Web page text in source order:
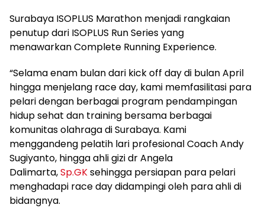
Surabaya ISOPLUS Marathon menjadi rangkaian
penutup dari ISOPLUS Run Series yang
menawarkan Complete Running Experience.
“Selama enam bulan dari kick off day di bulan April
hingga menjelang race day, kami memfasilitasi para
pelari dengan berbagai program pendampingan
hidup sehat dan training bersama berbagai
komunitas olahraga di Surabaya. Kami
menggandeng pelatih lari profesional Coach Andy
Sugiyanto, hingga ahli gizi dr Angela
Dalimarta,Sp.GKsehingga persiapan para pelari
menghadapi race day didampingi oleh para ahli di
bidangnya.